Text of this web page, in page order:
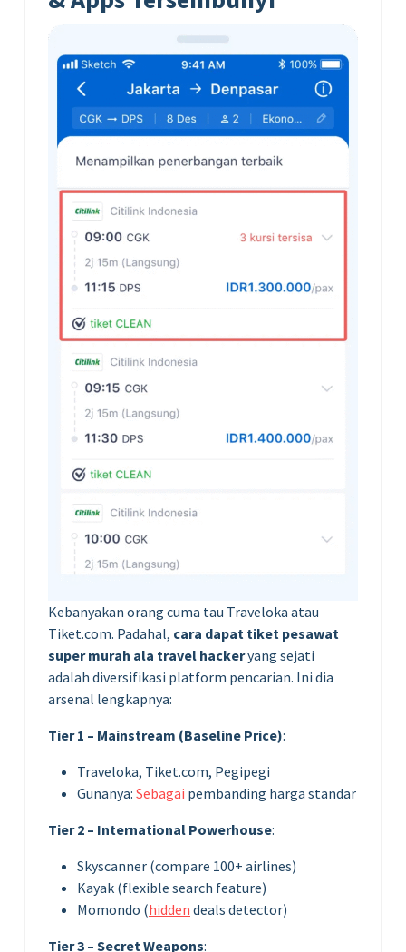
Kebanyakan orang cuma tau Traveloka atau
Tiket.com. Padahal, cara dapat tiket pesawat
super murah ala travel hackeryang sejati
adalah diversifikasi platform pencarian. Ini dia
arsenal lengkapnya:
Tier 1 – Mainstream (Baseline Price):
Traveloka, Tiket.com, Pegipegi
Gunanya: Sebagai pembanding harga standar
Tier 2 – International Powerhouse:
Skyscanner (compare 100+ airlines)
Kayak (flexible search feature)
Momondo (hidden deals detector)
Tier 3 – Secret Weapons: